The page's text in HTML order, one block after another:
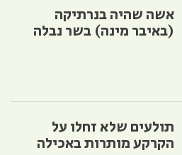
אשה שהיה בנרתיקה
(באיבר מינה) בשר נבלה
תולעים שלא זחלו על
הקרקע מותרות באכילה